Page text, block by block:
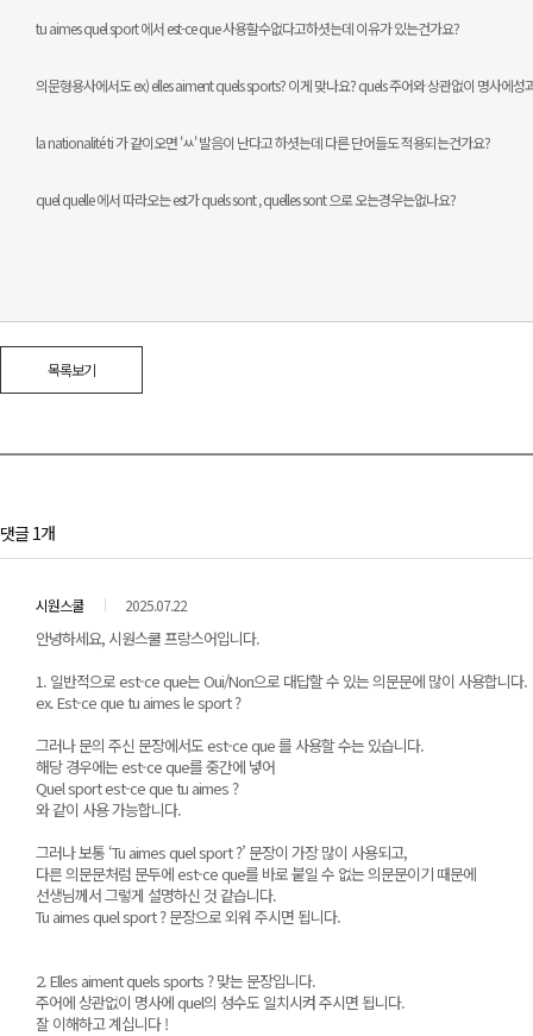
tu aimes quel sport 에서 est-ce que 사용할수없다고하셧는데 이유가 있는건가요?
의문형용사에서도 ex) elles aiment quels sports? 이게 맞나요? quels 주어와 상관없이 명사에성
la nationalité ti 가 같이오면 'ㅆ' 발음이 난다고 하셧는데 다른 단어들도 적용되는건가요?
quel quelle 에서 따라오는 est가 quels sont , quelles sont 으로 오는경우는없나요?
목록보기
댓글 1개
시원스쿨 2025.07.22
안녕하세요, 시원스쿨 프랑스어입니다.
1. 일반적으로 est-ce que는 Oui/Non으로 대답할 수 있는 의문문에 많이 사용합니다.
ex. Est-ce que tu aimes le sport ?
그러나 문의 주신 문장에서도 est-ce que 를 사용할 수는 있습니다.
해당 경우에는 est-ce que를 중간에 넣어
Quel sport est-ce que tu aimes ?
와 같이 사용 가능합니다.
그러나 보통 ‘Tu aimes quel sport ?’ 문장이 가장 많이 사용되고,
다른 의문문처럼 문두에 est-ce que를 바로 붙일 수 없는 의문문이기 때문에
선생님께서 그렇게 설명하신 것 같습니다.
Tu aimes quel sport ? 문장으로 외워 주시면 됩니다.
2. Elles aiment quels sports ? 맞는 문장입니다.
주어에 상관없이 명사에 quel의 성수도 일치시켜 주시면 됩니다.
잘 이해하고 계십니다 !